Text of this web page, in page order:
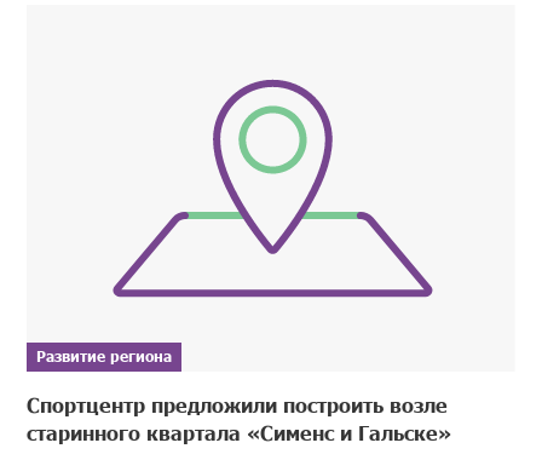
Развитие региона
Спортцентр предложили построить возле
старинного квартала «Сименс и Гальске»